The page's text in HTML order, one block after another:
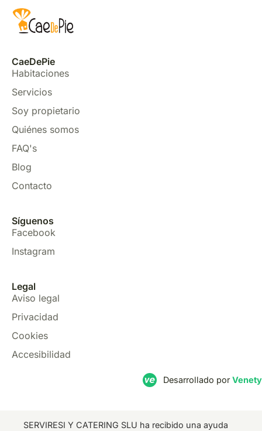
CaeDePie
Habitaciones
Servicios
Soy propietario
Quiénes somos
FAQ's
Blog
Contacto
Síguenos
Facebook
Instagram
Legal
Aviso legal
Privacidad
Cookies
Accesibilidad
Desarrollado porVenety
SERVIRESI Y CATERING SLU ha recibido una ayuda